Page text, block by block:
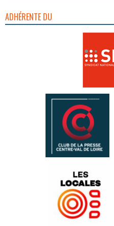
ADHÉRENTE DU